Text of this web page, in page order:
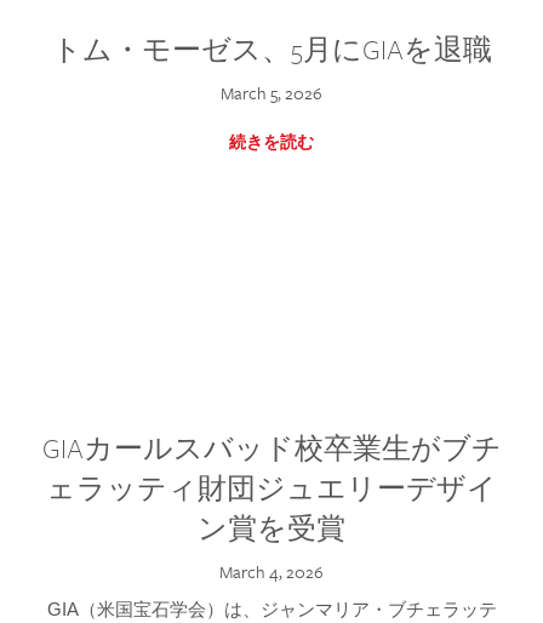
トム・モーゼス、5月にGIAを退職
March 5, 2026
続きを読む
GIAカールスバッド校卒業生がブチ
ェラッティ財団ジュエリーデザイ
ン賞を受賞
March 4, 2026
GIA（米国宝石学会）は、ジャンマリア・ブチェラッテ